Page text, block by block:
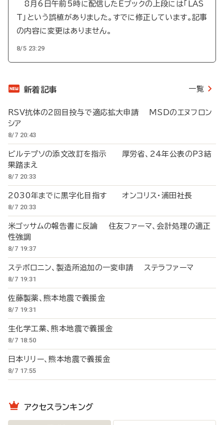
8月6日午前5時に配信したEブックの上段には「LAS
T」という誤植がありました。すでに修正しています。記事
の内容に変更はありません。
8/5 23:29
新着記事 一覧
RSV抗体の2回目投与で適応拡大申請 MSDのエヌフロン
シア
8/7 20:43
ビルテプソの添文改訂を指示 厚労省、24年公表のP3結
果踏まえ
8/7 20:33
2030年までに黒字化目指す オンコリス・浦田社長
8/7 20:33
米ゴッサムの報告書に反論 住友ファーマ、会計処理の適正
性強調
8/7 19:37
ステボロニン、製造所追加の一変申請 ステラファーマ
8/7 19:31
佐藤製薬、熊本地震で義援金
8/7 19:31
生化学工業、熊本地震で義援金
8/7 18:50
日本リリー、熊本地震で義援金
8/7 17:55
アクセスランキング